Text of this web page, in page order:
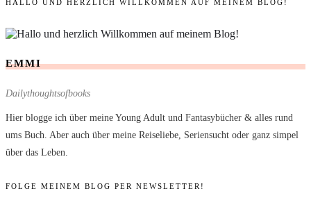
HALLO UND HERZLICH WILLKOMMEN AUF MEINEM BLOG!
EMMI
Dailythoughtsofbooks
Hier blogge ich über meine Young Adult und Fantasybücher & alles rund
ums Buch. Aber auch über meine Reiseliebe, Seriensucht oder ganz simpel
über das Leben.
FOLGE MEINEM BLOG PER NEWSLETTER!